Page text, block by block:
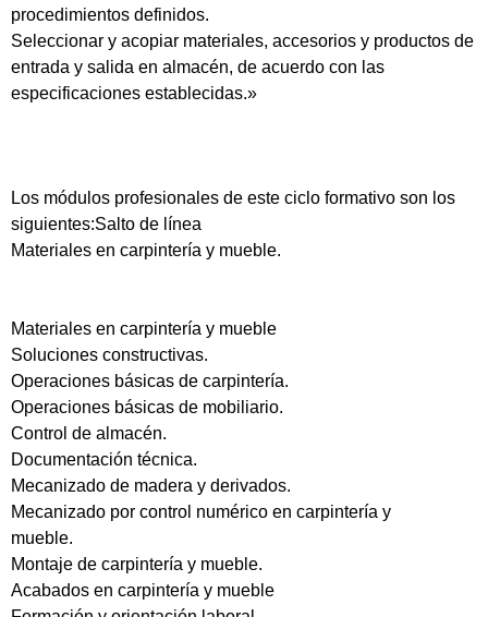
procedimientos definidos.
Seleccionar y acopiar materiales, accesorios y productos de
entrada y salida en almacén, de acuerdo con las
especificaciones establecidas.»
Los módulos profesionales de este ciclo formativo son los
siguientes:Salto de línea
Materiales en carpintería y mueble.
Materiales en carpintería y mueble
Soluciones constructivas.
Operaciones básicas de carpintería.
Operaciones básicas de mobiliario.
Control de almacén.
Documentación técnica.
Mecanizado de madera y derivados.
Mecanizado por control numérico en carpintería y
mueble.
Montaje de carpintería y mueble.
Acabados en carpintería y mueble